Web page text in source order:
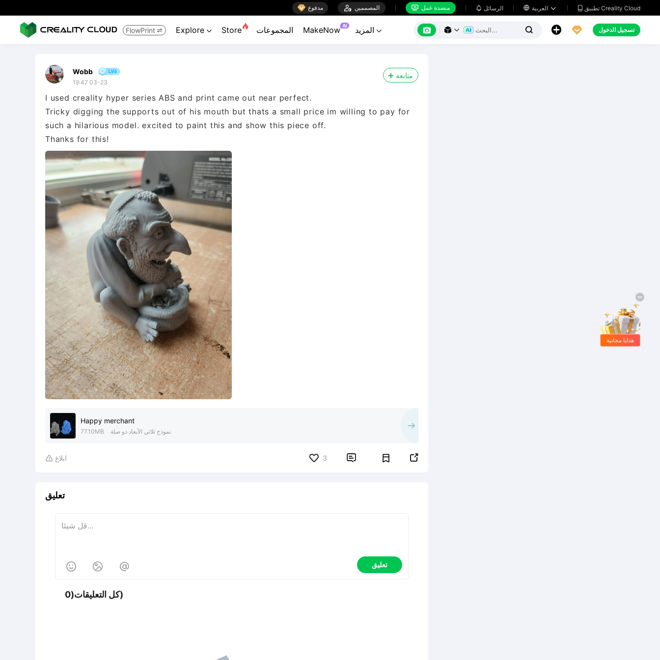
 مدفوع  المصممين  منضدة عمل  الرسائل    تطبيق Creality Cloud
FlowPrint  Explore  Store المجموعات MakeNow AI
       تسجيل الدخول
Wobb
19:47 03-23
متابعة
I used creality hyper series ABS and print came out near perfect.
Tricky digging the supports out of his mouth but thats a small price im willing to pay for
such a hilarious model. excited to paint this and show this piece off.
Thanks for this!
Happy merchant
77.10MB نموذج ثلاثي الأبعاد ذو صلة
 ابلاغ 3  
تعليق
   تعليق
كل التعليقات(0)
هدايا مجانية